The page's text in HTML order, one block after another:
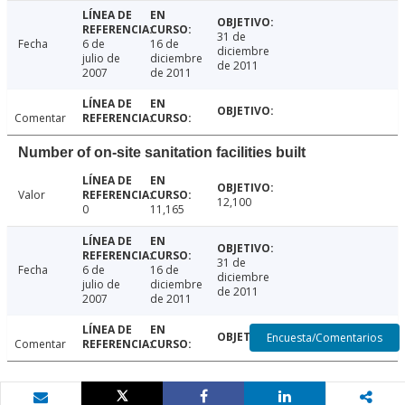
Fecha
6 de
julio de
2007
16 de
diciembre
de 2011
31 de
diciembre
de 2011
Comentar
Number of on-site sanitation facilities built
Valor
0
11,165 12,100
Fecha
6 de
julio de
2007
16 de
diciembre
de 2011
31 de
diciembre
de 2011
Comentar Encuesta/Comentarios